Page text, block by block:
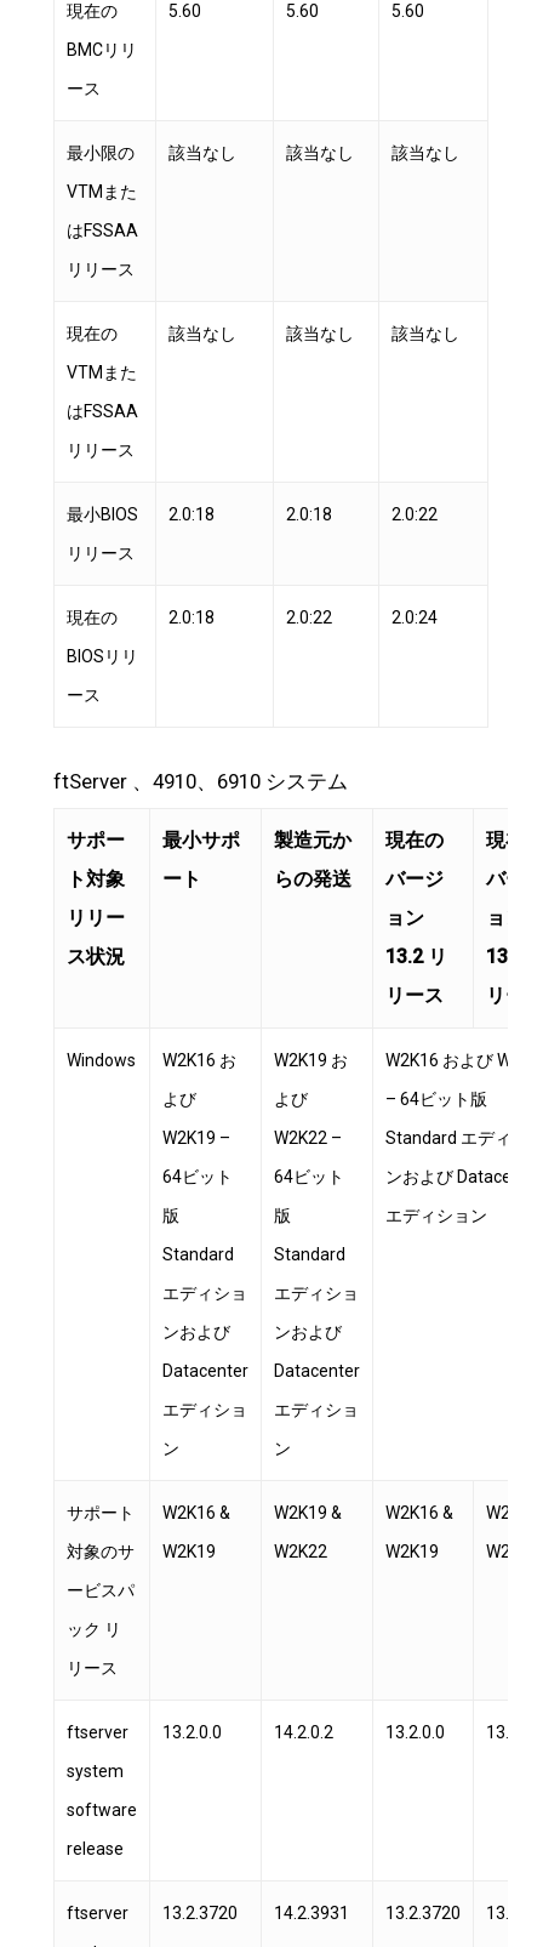
現在の
BMCリリ
ース
5.60 5.60 5.60
最小限の
VTMまた
はFSSAA
リリース
該当なし 該当なし 該当なし
現在の
VTMまた
はFSSAA
リリース
該当なし 該当なし 該当なし
最小BIOS
リリース
2.0:18 2.0:18 2.0:22
現在の
BIOSリリ
ース
2.0:18 2.0:22 2.0:24
ftServer 、4910、6910 システム
サポー
ト対象
リリー
ス状況
最小サポ
ート
製造元か
らの発送
現在の
バージ
ョン
13.2 リ
リース
現在
バー
ョン
13.2
リー
Windows
W2K16 お
よび
W2K19 –
64ビット
版
Standard
エディショ
ンおよび
Datacenter
エディショ
ン
W2K19 お
よび
W2K22 –
64ビット
版
Standard
エディショ
ンおよび
Datacenter
エディショ
ン
W2K16 および
– 64ビット版
Standard エディシ
ンおよび Datacenter
エディション
サポート
対象のサ
ービスパ
ック リ
リース
W2K16 &
W2K19
W2K19 &
W2K22
W2K16 &
W2K19
W2K16
W2K19
ftserver
system
software
release
13.2.0.0 14.2.0.2 13.2.0.0
ftserver
13.2.3720 14.2.3931 13.2.3720